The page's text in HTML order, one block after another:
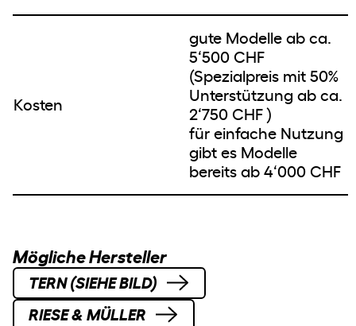
Kosten
gute Modelle ab ca.
5‘500 CHF
(Spezialpreis mit 50%
Unterstützung ab ca.
2‘750 CHF )
für einfache Nutzung
gibt es Modelle
bereits ab 4‘000 CHF
Mögliche Hersteller
TERN (SIEHE BILD)
RIESE & MÜLLER